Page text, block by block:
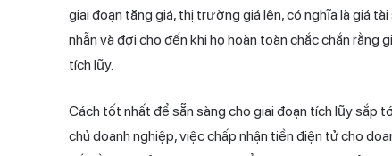
giai đoạn tăng giá, thị trường giá lên, có nghĩa là giá
nhẫn và đợi cho đến khi họ hoàn toàn chắc chắn
tích lũy.
Cách tốt nhất để sẵn sàng cho giai đoạn tích lũy sắp
chủ doanh nghiệp, việc chấp nhận tiền điện tử cho